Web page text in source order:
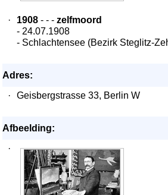
· 1908 - - - zelfmoord
- 24.07.1908
- Schlachtensee (Bezirk Steglitz-
Adres:
·
Geisbergstrasse 33, Berlin W
Afbeelding:
·